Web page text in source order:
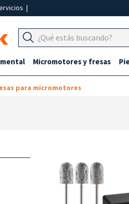
|
Micromotores y fresas
para micromotores